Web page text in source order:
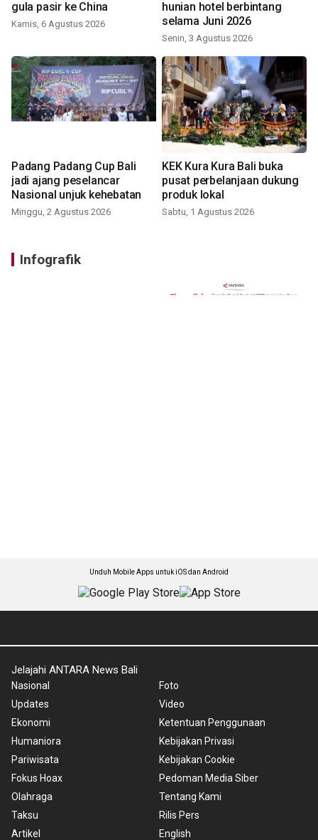
gula pasir ke China
Kamis, 6 Agustus 2026
hunian hotel berbintang
selama Juni 2026
Senin, 3 Agustus 2026
Padang Padang Cup Bali
jadi ajang peselancar
Nasional unjuk kehebatan
Minggu, 2 Agustus 2026
KEK Kura Kura Bali buka
pusat perbelanjaan dukung
produk lokal
Sabtu, 1 Agustus 2026
Infografik
Unduh Mobile Apps untuk iOS dan Android
Jelajahi ANTARA News Bali
Nasional
Updates
Ekonomi
Humaniora
Pariwisata
Fokus Hoax
Olahraga
Taksu
Artikel
Foto
Video
Ketentuan Penggunaan
Kebijakan Privasi
Kebijakan Cookie
Pedoman Media Siber
Tentang Kami
Rilis Pers
English